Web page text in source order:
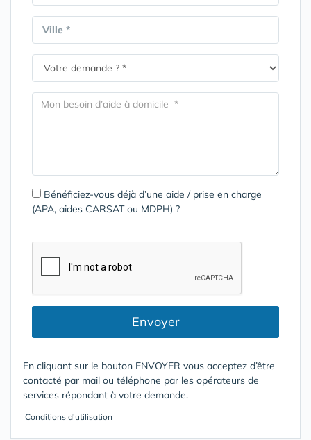
Ville *
Bénéficiez-vous déjà d’une aide / prise en charge
(APA, aides CARSAT ou MDPH) ?
Envoyer
En cliquant sur le bouton ENVOYER vous acceptez d’être
contacté par mail ou téléphone par les opérateurs de
services répondant à votre demande.
Conditions d'utilisation